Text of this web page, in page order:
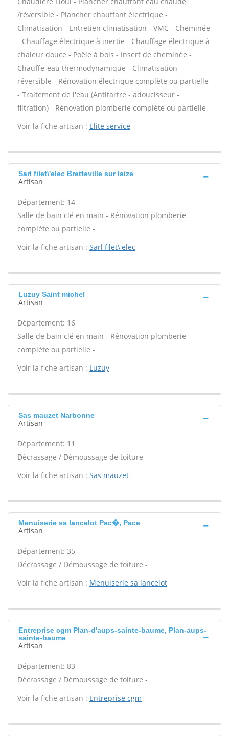
/réversible - Plancher chauffant électrique -
Climatisation - Entretien climatisation - VMC - Cheminée
- Chauffage électrique à inertie - Chauffage électrique à
chaleur douce - Poêle à bois - Insert de cheminée -
Chauffe-eau thermodynamique - Climatisation
réversible - Rénovation électrique complète ou partielle
- Traitement de l'eau (Antitartre - adoucisseur -
filtration) - Rénovation plomberie complète ou partielle -
Voir la fiche artisan : Elite service
Sarl filet\'elec Bretteville sur laize
Artisan
Département: 14
Salle de bain clé en main - Rénovation plomberie
complète ou partielle -
Voir la fiche artisan : Sarl filet\'elec
Luzuy Saint michel
Artisan
Département: 16
Salle de bain clé en main - Rénovation plomberie
complète ou partielle -
Voir la fiche artisan : Luzuy
Sas mauzet Narbonne
Artisan
Département: 11
Décrassage / Démoussage de toiture -
Voir la fiche artisan : Sas mauzet
Menuiserie sa lancelot Pac�, Pace
Artisan
Département: 35
Décrassage / Démoussage de toiture -
Voir la fiche artisan : Menuiserie sa lancelot
Entreprise cgm Plan-d'aups-sainte-baume, Plan-aups-
sainte-baume
Artisan
Département: 83
Décrassage / Démoussage de toiture -
Voir la fiche artisan : Entreprise cgm